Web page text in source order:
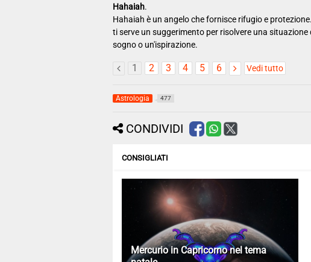
Hahaiah.
Hahaiah è un angelo che fornisce rifugio e
ti serve un suggerimento per risolvere una
sogno o un'ispirazione.
1 2 3 4 5 6 Vedi tutto
Astrologia 477
CONDIVIDI
CONSIGLIATI
Mercurio in Capricorno nel tema